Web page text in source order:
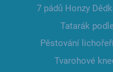
7 pádů Honzy
Tatarák
Pěstování
Tvarohové